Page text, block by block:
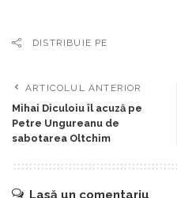
DISTRIBUIE PE
ARTICOLUL ANTERIOR
Mihai Diculoiu îl acuză pe
Petre Ungureanu de
sabotarea Oltchim
Lasă un comentariu